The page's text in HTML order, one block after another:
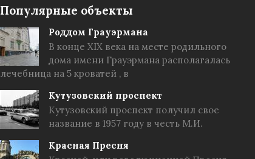
Популярные объекты
Роддом Грауэрмана
В конце XIX века на месте родильного
дома имени Грауэрмана располагалась
лечебница на 5 кроватей , в
Кутузовский проспект
Кутузовский проспект получил свое
название в 1957 году в честь М.И.
Красная Пресня